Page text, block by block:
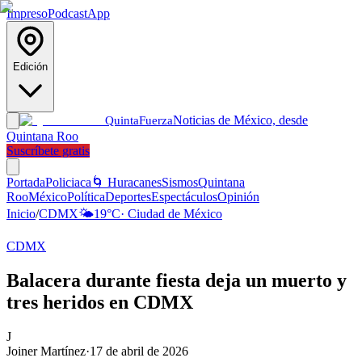
ImpresoPodcastApp
Edición
QuintaFuerzaNoticias de México, desde
Quintana Roo
Suscríbete gratis
PortadaPoliciaca 🌀 HuracanesSismosQuintana
RooMéxicoPolíticaDeportesEspectáculosOpinión
Inicio/CDMX🌤️19°C· Ciudad de México
CDMX
Balacera durante fiesta deja un muerto y
tres heridos en CDMX
J
Joiner Martínez·17 de abril de 2026